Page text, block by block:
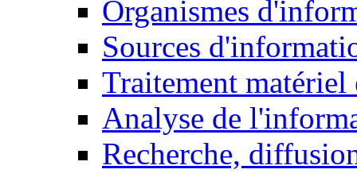
Organismes
Sources
Traitement matériel
Analyse de
Recherche,